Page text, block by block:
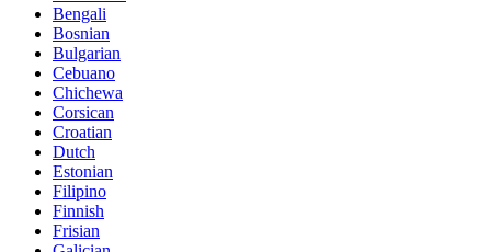
Bengali
Bosnian
Bulgarian
Cebuano
Chichewa
Corsican
Croatian
Dutch
Estonian
Filipino
Finnish
Frisian